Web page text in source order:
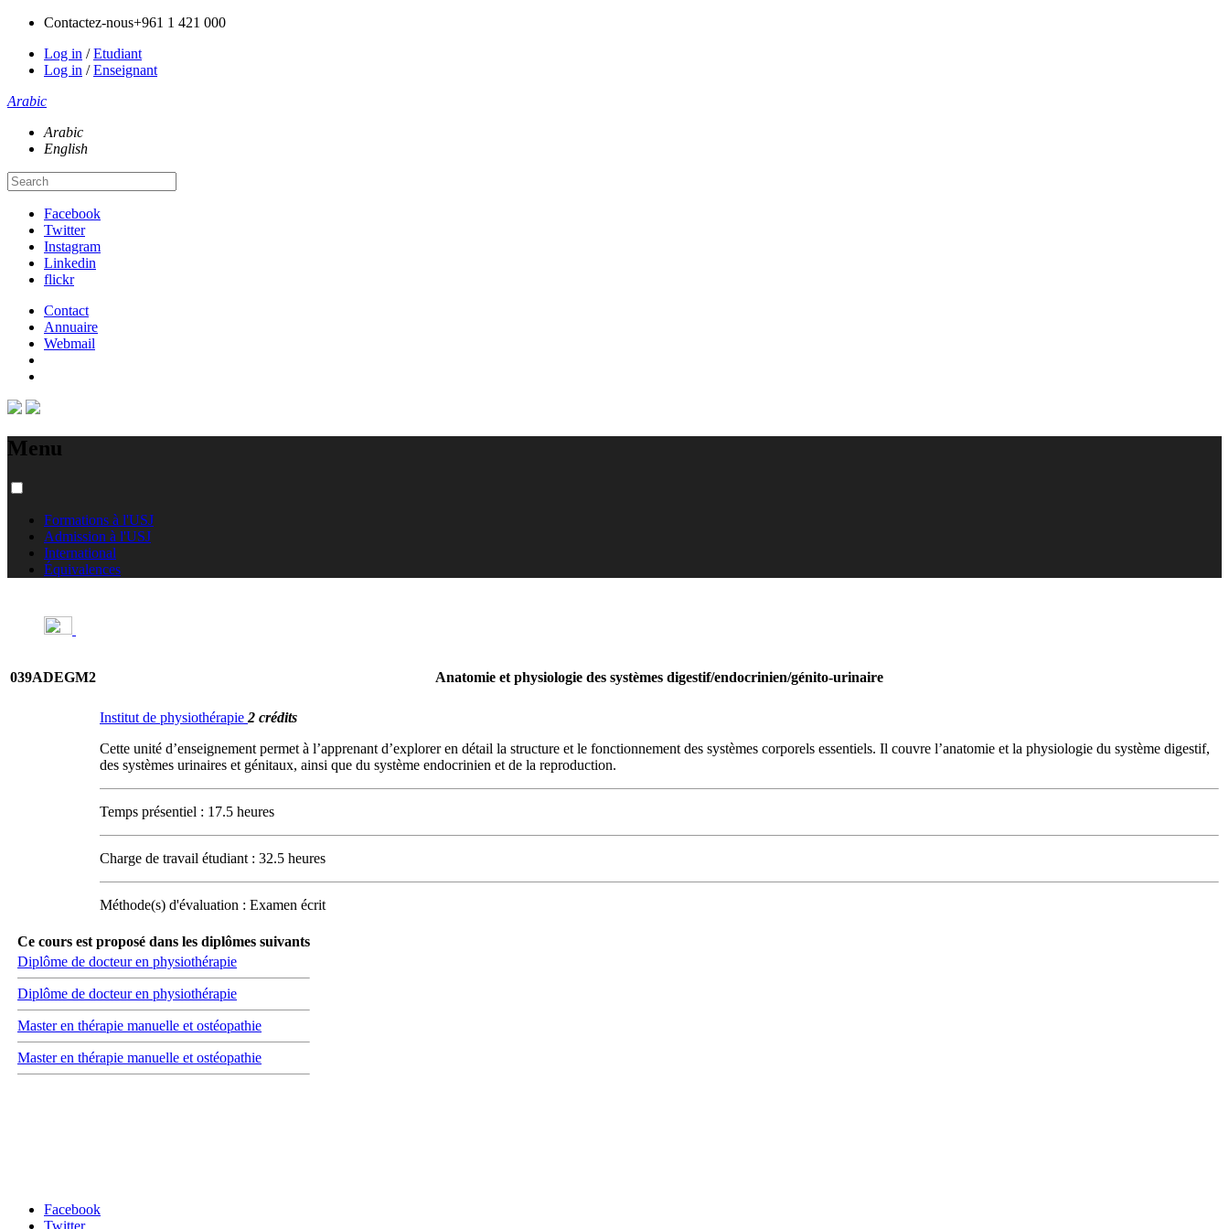
Contactez-nous+961 1 421 000
Log in /Etudiant
Log in /Enseignant
Arabic
Arabic
English
Facebook
Twitter
Instagram
Linkedin
flickr
Contact
Annuaire
Webmail
Menu
Formations à l'USJ
Admission à l'USJ
International
Équivalences
039ADEGM2 Anatomie et physiologie des systèmes digestif/endocrinien/génito-urinaire
Institut de physiothérapie 2 crédits
Cette unité d’enseignement permet à l’apprenant d’explorer en détail la structure et le fonctionnement des systèmes corporels essentiels. Il couvre l’anatomie et la physiologie du système digestif,
des systèmes urinaires et génitaux, ainsi que du système endocrinien et de la reproduction.
Temps présentiel : 17.5 heures
Charge de travail étudiant : 32.5 heures
Méthode(s) d'évaluation : Examen écrit
Ce cours est proposé dans les diplômes suivants
Diplôme de docteur en physiothérapie
Diplôme de docteur en physiothérapie
Master en thérapie manuelle et ostéopathie
Master en thérapie manuelle et ostéopathie
Facebook